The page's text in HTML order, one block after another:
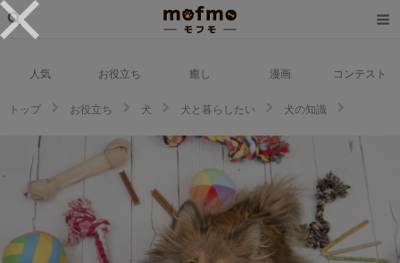
人気 お役立ち 癒し 漫画 コンテスト
トップ お役立ち 犬 犬と暮らしたい
犬の知識